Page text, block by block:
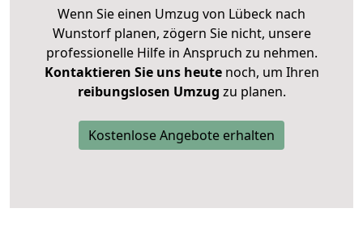
Wenn Sie einen Umzug von Lübeck nach
Wunstorf planen, zögern Sie nicht, unsere
professionelle Hilfe in Anspruch zu nehmen.
Kontaktieren Sie uns heutenoch, um Ihren
reibungslosen Umzug zu planen.
Kostenlose Angebote erhalten